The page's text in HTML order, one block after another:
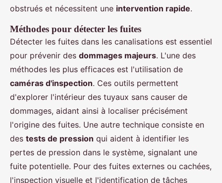
obstrués et nécessitent une intervention rapide.
Méthodes pour détecter les fuites
Détecter les fuites dans les canalisations est essentiel
pour prévenir des dommages majeurs. L'une des
méthodes les plus efficaces est l'utilisation de
caméras d'inspection. Ces outils permettent
d'explorer l'intérieur des tuyaux sans causer de
dommages, aidant ainsi à localiser précisément
l'origine des fuites. Une autre technique consiste en
des tests de pression qui aident à identifier les
pertes de pression dans le système, signalant une
fuite potentielle. Pour des fuites externes ou cachées,
l'inspection visuelle et l'identification de tâches